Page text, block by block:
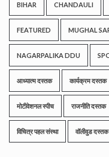
BIHAR CHANDAULI
FEATURED MUGHAL
NAGARPALIKA DDU
आध्यात्म दस्तक कार्यक्रम दस्तक
मोटीवेशनल स्पीच राजनीति दस्तक
विचित्र पहल संस्था वॉलीवुड दस्तक